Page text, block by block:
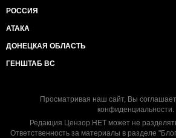
РОССИЯ
АТАКА
ДОНЕЦКАЯ ОБЛАСТЬ
ГЕНШТАБ ВС
Просматривая наш сайт, Вы
конфиденциальности.
Редакция Цензор.НЕТ может не
Ответственность за материалы в разделе